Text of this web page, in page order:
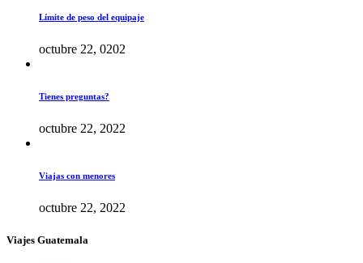
Límite de peso del equipaje
octubre 22, 0202
Tienes preguntas?
octubre 22, 2022
Viajas con menores
octubre 22, 2022
Viajes Guatemala